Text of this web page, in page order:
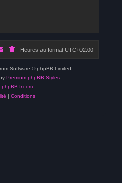
Heures au format UTC+02:00
Software © phpBB Limited
Premium phpBB Styles
phpBB-fr.com
| Conditions